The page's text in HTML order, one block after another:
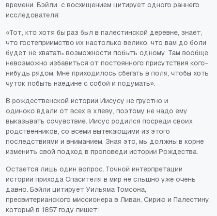
времени. Бэйли с восхищением цитирует одного раннего
исследователя:
«Тот, кто хотя бы раз был в палестинской деревне, знает,
что гостеприимство их настолько велико, что вам до боли
будет не хватать возможности побыть одному. Там вообще
невозможно избавиться от постоянного присутствия кого-
нибудь рядом. Мне приходилось сбегать в поля, чтобы хоть
чуток побыть наедине с собой и подумать».
В рождественской истории Иисусу не грустно и
одиноко вдали от всех в хлеву, поэтому не надо ему
выказывать сочувствие. Иисус родился посреди своих
родственников, со всеми вытекающими из этого
последствиями и вниманием. Зная это, мы должны в корне
изменить свой подход в проповеди истории Рождества.
Остается лишь один вопрос. Точной интерпретации
истории прихода Спасителя в мир не слышно уже очень
давно. Бэйли цитирует Уильяма Томсона,
пресвитерианского миссионера в Ливан, Сирию и Палестину,
который в 1857 году пишет: